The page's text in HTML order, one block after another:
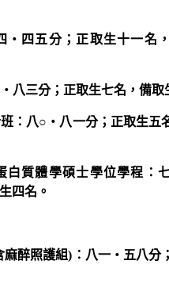
‧四五分；正取生十一名
八三分；正取生七名，備取
：八○‧八一分；正取生五
白質體學碩士學位學程：
四名。
麻醉照護組)：八一‧五八分